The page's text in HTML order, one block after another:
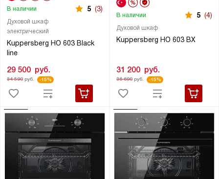
Духовой шкаф
электрический
Kuppersberg HO 603 Black
line
В наличии 5 (3)
29 500 руб.
34 590руб. -15%
Духовой шкаф
Kuppersberg HO 603 BX
В наличии 5 (4)
31 200 руб.
36 690руб. -15%